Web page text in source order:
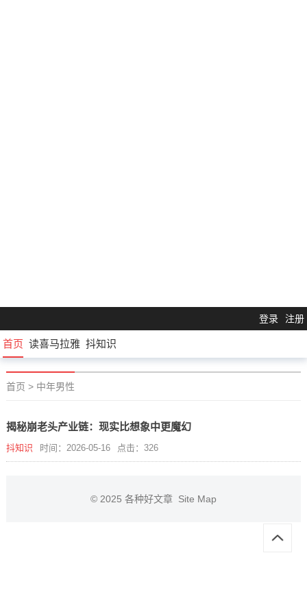
登录 注册
首页 读喜马拉雅 抖知识
首页 > 中年男性
揭秘崩老头产业链：现实比想象中更魔幻
抖知识 时间：2026-05-16 点击：326
© 2025 各种好文章 Site Map